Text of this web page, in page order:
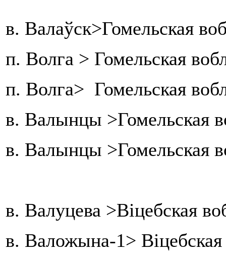
в. Валаўск>Гомельская
п. Волга > Гомельская
п. Волга> Гомельская
в. Валынцы >Гомельская
в. Валынцы >Гомельская
в. Валуцева >Віцебская
в. Валожына-1>